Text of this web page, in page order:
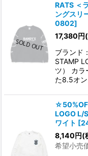
RATS ＜
ングスリ
0802]
17,380円
ブラン
STAMP
ツ） カ
た8.5オ
LOGO L/
ワイト [
8,140円(
希望小売